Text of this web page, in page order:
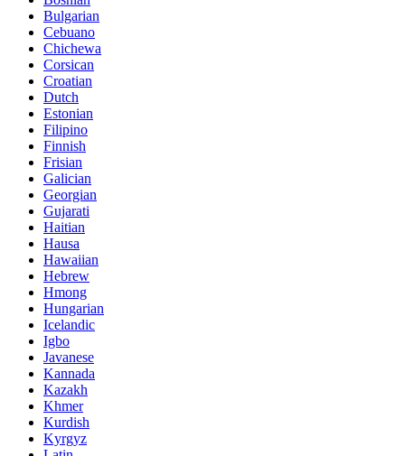
Bulgarian
Cebuano
Chichewa
Corsican
Croatian
Dutch
Estonian
Filipino
Finnish
Frisian
Galician
Georgian
Gujarati
Haitian
Hausa
Hawaiian
Hebrew
Hmong
Hungarian
Icelandic
Igbo
Javanese
Kannada
Kazakh
Khmer
Kurdish
Kyrgyz